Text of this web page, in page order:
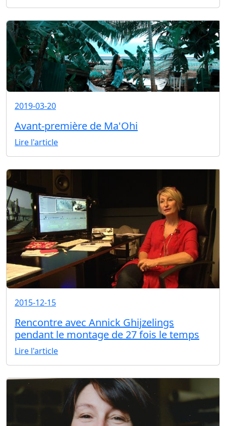
2019-03-20
Avant-première de Ma'Ohi
Lire l'article
2015-12-15
Rencontre avec Annick Ghijzelings
pendant le montage de 27 fois le temps
Lire l'article